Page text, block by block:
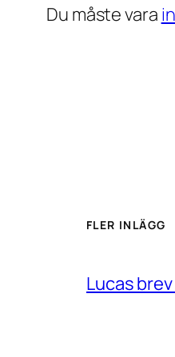
Du måste vara
FLER INLÄGG
Lucas